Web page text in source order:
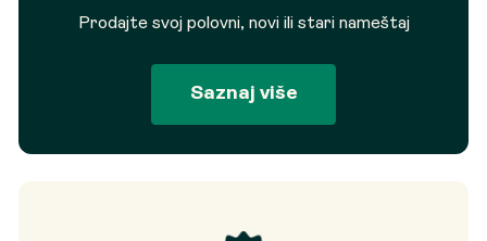
Prodajte svoj polovni, novi ili stari nameštaj
Saznaj više